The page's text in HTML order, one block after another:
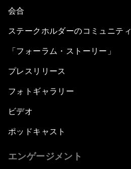
会合
ステークホルダーのコミュニティ
「フォーラム・ストーリー」
プレスリリース
フォトギャラリー
ビデオ
ポッドキャスト
エンゲージメント